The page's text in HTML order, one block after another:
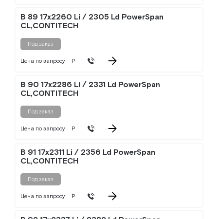
B 89 17x2260 Li / 2305 Ld PowerSpan
CL,CONTITECH
Под заказ
Цена по запросу Р
B 90 17x2286 Li / 2331 Ld PowerSpan
CL,CONTITECH
Под заказ
Цена по запросу Р
B 91 17x2311 Li / 2356 Ld PowerSpan
CL,CONTITECH
Под заказ
Цена по запросу Р